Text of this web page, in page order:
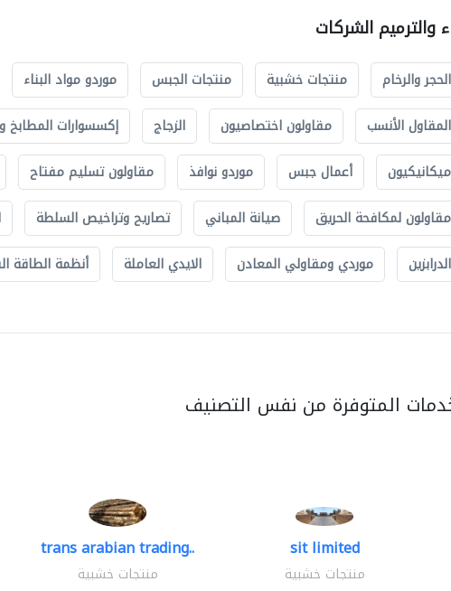
والترميم الشركات
الحجر والرخام منتجات خشبية منتجات الجبس موردو مواد البناء
المقاول الأنسب
مقاولون اختصاصيون الزجاج إكسسوارات المطابخ
ميكانيكيون
أعمال جبس موردو نوافذ مقاولون تسليم مفتاح
مقاولون لمكافحة الحريق
صيانة المباني تصاريح وتراخيص السلطة
الدرابزين
موردي ومقاولي المعادن الايدي العاملة أنظمة الطاقة
المتوفرة من نفس التصنيف
trans arabian trading..
منتجات خشبية
sit limited
منتجات خشبية